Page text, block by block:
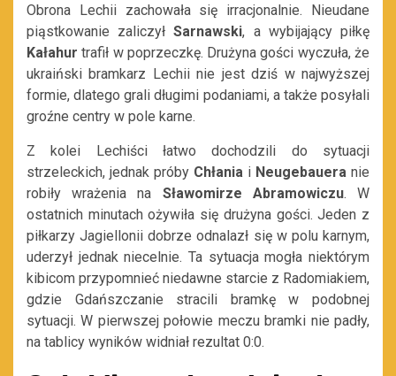
Obrona Lechii zachowała się irracjonalnie. Nieudane
piąstkowanie zaliczył Sarnawski, a wybijający piłkę
Kałahur trafił w poprzeczkę. Drużyna gości wyczuła, że
ukraiński bramkarz Lechii nie jest dziś w najwyższej
formie, dlatego grali długimi podaniami, a także posyłali
groźne centry w pole karne.
Z kolei Lechiści łatwo dochodzili do sytuacji
strzeleckich, jednak próby Chłania i Neugebauera nie
robiły wrażenia na Sławomirze Abramowiczu. W
ostatnich minutach ożywiła się drużyna gości. Jeden z
piłkarzy Jagiellonii dobrze odnalazł się w polu karnym,
uderzył jednak niecelnie. Ta sytuacja mogła niektórym
kibicom przypomnieć niedawne starcie z Radomiakiem,
gdzie Gdańszczanie stracili bramkę w podobnej
sytuacji. W pierwszej połowie meczu bramki nie padły,
na tablicy wyników widniał rezultat 0:0.